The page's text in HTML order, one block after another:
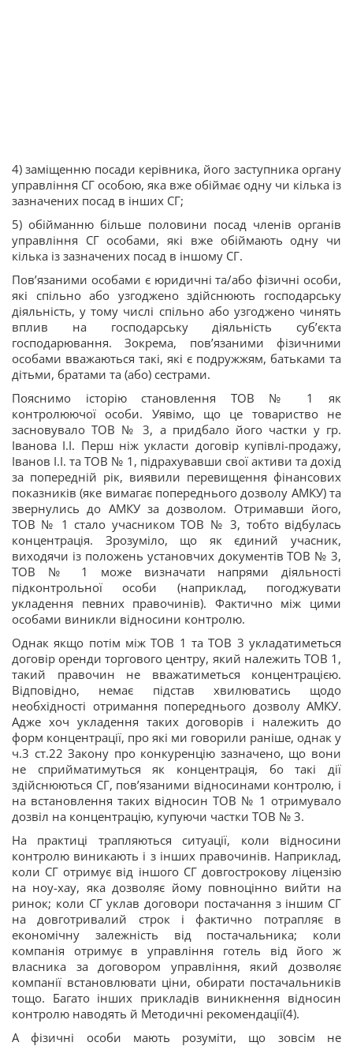
4) заміщенню посади керівника, його заступника органу
управління СГ особою, яка вже обіймає одну чи кілька із
зазначених посад в інших СГ;
5) обійманню більше половини посад членів органів
управління СГ особами, які вже обіймають одну чи
кілька із зазначених посад в іншому СГ.
Пов’язаними особами є юридичні та/або фізичні особи,
які спільно або узгоджено здійснюють господарську
діяльність, у тому числі спільно або узгоджено чинять
вплив на господарську діяльність суб’єкта
господарювання. Зокрема, пов’язаними фізичними
особами вважаються такі, які є подружжям, батьками та
дітьми, братами та (або) сестрами.
Пояснимо історію становлення ТОВ № 1 як
контролюючої особи. Уявімо, що це товариство не
засновувало ТОВ № 3, а придбало його частки у гр.
Іванова І.І. Перш ніж укласти договір купівлі-продажу,
Іванов І.І. та ТОВ № 1, підрахувавши свої активи та дохід
за попередній рік, виявили перевищення фінансових
показників (яке вимагає попереднього дозволу АМКУ) та
звернулись до АМКУ за дозволом. Отримавши його,
ТОВ № 1 стало учасником ТОВ № 3, тобто відбулась
концентрація. Зрозуміло, що як єдиний учасник,
виходячи із положень установчих документів ТОВ № 3,
ТОВ № 1 може визначати напрями діяльності
підконтрольної особи (наприклад, погоджувати
укладення певних правочинів). Фактично між цими
особами виникли відносини контролю.
Однак якщо потім між ТОВ 1 та ТОВ 3 укладатиметься
договір оренди торгового центру, який належить ТОВ 1,
такий правочин не вважатиметься концентрацією.
Відповідно, немає підстав хвилюватись щодо
необхідності отримання попереднього дозволу АМКУ.
Адже хоч укладення таких договорів і належить до
форм концентрації, про які ми говорили раніше, однак у
ч.3 ст.22 Закону про конкуренцію зазначено, що вони
не сприйматимуться як концентрація, бо такі дії
здійснюються СГ, пов’язаними відносинами контролю, і
на встановлення таких відносин ТОВ № 1 отримувало
дозвіл на концентрацію, купуючи частки ТОВ № 3.
На практиці трапляються ситуації, коли відносини
контролю виникають і з інших правочинів. Наприклад,
коли СГ отримує від іншого СГ довгострокову ліцензію
на ноу-хау, яка дозволяє йому повноцінно вийти на
ринок; коли СГ уклав договори постачання з іншим СГ
на довготривалий строк і фактично потрапляє в
економічну залежність від постачальника; коли
компанія отримує в управління готель від його ж
власника за договором управління, який дозволяє
компанії встановлювати ціни, обирати постачальників
тощо. Багато інших прикладів виникнення відносин
контролю наводять й Методичні рекомендації(4).
А фізичні особи мають розуміти, що зовсім не